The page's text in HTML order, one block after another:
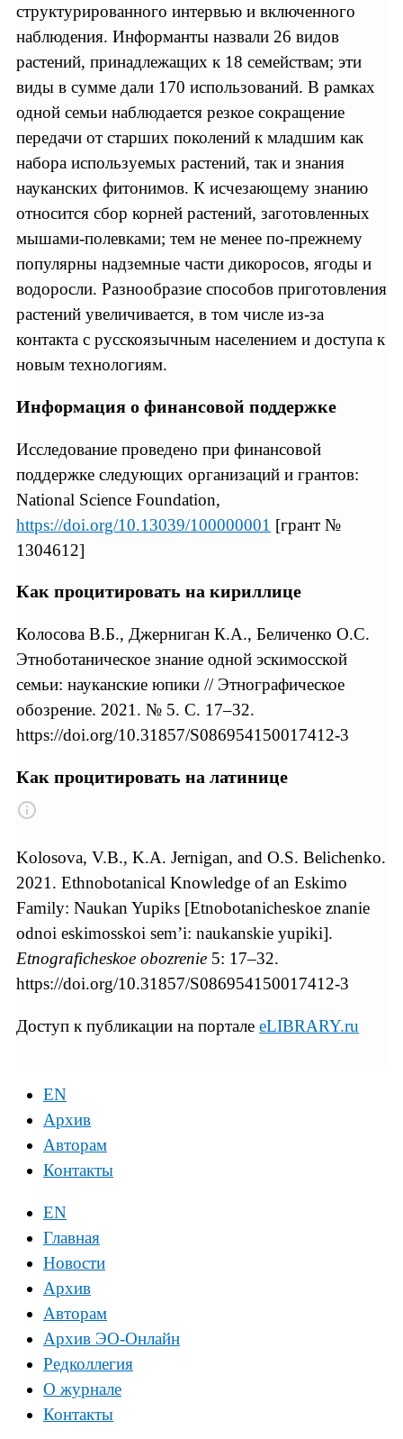
структурированного интервью и включенного
наблюдения. Информанты назвали 26 видов
растений, принадлежащих к 18 семействам; эти
виды в сумме дали 170 использований. В рамках
одной семьи наблюдается резкое сокращение
передачи от старших поколений к младшим как
набора используемых растений, так и знания
науканских фитонимов. К исчезающему знанию
относится сбор корней растений, заготовленных
мышами-полевками; тем не менее по-прежнему
популярны надземные части дикоросов, ягоды и
водоросли. Разнообразие способов приготовления
растений увеличивается, в том числе из-за
контакта с русскоязычным населением и доступа к
новым технологиям.
Информация о финансовой поддержке
Исследование проведено при финансовой
поддержке следующих организаций и грантов:
National Science Foundation,
https://doi.org/10.13039/100000001 [грант №
1304612]
Как процитировать на кириллице
Колосова В.Б., Джерниган К.А., Беличенко О.С.
Этноботаническое знание одной эскимосской
семьи: науканские юпики // Этнографическое
обозрение. 2021. № 5. С. 17–32.
https://doi.org/10.31857/S086954150017412-3
Как процитировать на латинице
Kolosova, V.B., K.A. Jernigan, and O.S. Belichenko.
2021. Ethnobotanical Knowledge of an Eskimo
Family: Naukan Yupiks [Etnobotanicheskoe znanie
odnoi eskimosskoi sem’i: naukanskie yupiki].
Etnograficheskoe obozrenie 5: 17–32.
https://doi.org/10.31857/S086954150017412-3
Доступ к публикации на портале eLIBRARY.ru
EN
Архив
Авторам
Контакты
EN
Главная
Новости
Архив
Авторам
Архив ЭО-Онлайн
Редколлегия
О журнале
Контакты